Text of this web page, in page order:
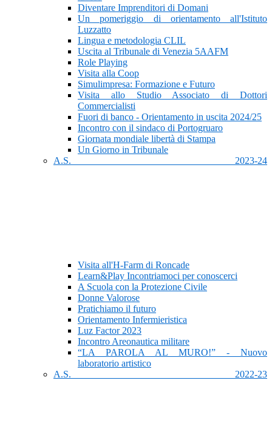
Diventare Imprenditori di Domani
Un pomeriggio di orientamento all'Istituto
Luzzatto
Lingua e metodologia CLIL
Uscita al Tribunale di Venezia 5AAFM
Role Playing
Visita alla Coop
Simulimpresa: Formazione e Futuro
Visita allo Studio Associato di Dottori
Commercialisti
Fuori di banco - Orientamento in uscita 2024/25
Incontro con il sindaco di Portogruaro
Giornata mondiale libertà di Stampa
Un Giorno in Tribunale
A.S. 2023-24
Visita all'H-Farm di Roncade
Learn&Play Incontriamoci per conoscerci
A Scuola con la Protezione Civile
Donne Valorose
Pratichiamo il futuro
Orientamento Infermieristica
Luz Factor 2023
Incontro Areonautica militare
“LA PAROLA AL MURO!” - Nuovo
laboratorio artistico
A.S. 2022-23